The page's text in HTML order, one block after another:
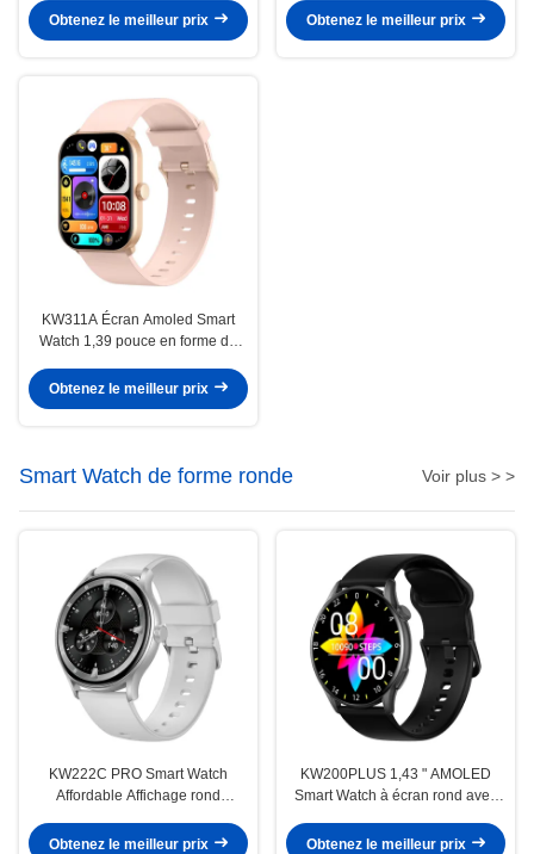
affichage Amoled Smartwatch
Obtenez le meilleur prix
Obtenez le meilleur prix
KW311A Écran Amoled Smart
Watch 1,39 pouce en forme de
Obtenez le meilleur prix
Smart Watch de forme ronde Voir plus > >
KW222C PRO Smart Watch
Affordable Affichage rond
IP68
Obtenez le meilleur prix
KW200PLUS 1,43 " AMOLED
Smart Watch à écran rond avec
Obtenez le meilleur prix